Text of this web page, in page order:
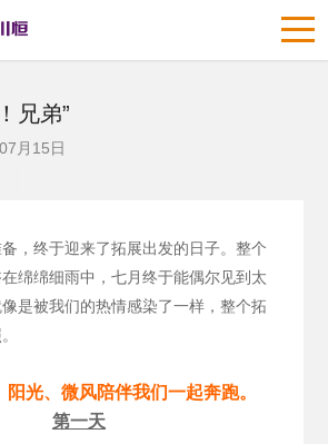
兄弟”
月15日
，终于迎来了拓展出发的日子。整个
绵绵细雨中，七月终于能偶尔见到太
是被我们的热情感染了一样，整个拓
光、微风陪伴我们一起奔跑。
第一天